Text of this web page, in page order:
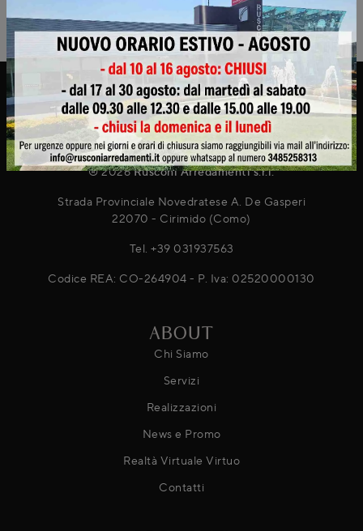
accessori in voluto contrasto tra loro.
® 2026Rusconi Arredamenti s.r.l.
Strada Provinciale Novedratese A. De Gasperi
22070 - Cirimido (Como)
Tel. +39 031937563
Codice REA: CO-264904 - P. Iva: 02520000130
ABOUT
Chi Siamo
Servizi
Realizzazioni
News e Promo
Realtà Virtuale Virtuo
Contatti